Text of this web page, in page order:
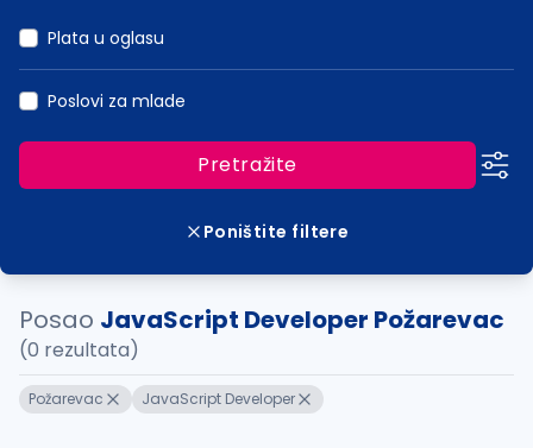
Plata u oglasu
Poslovi za mlade
Pretražite
Poništite filtere
Posao JavaScript Developer Požarevac
(0 rezultata)
Požarevac JavaScript Developer